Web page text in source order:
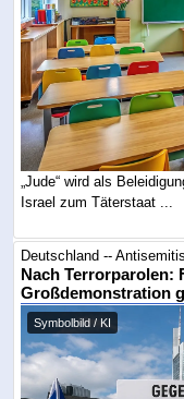
„Jude“ wird als
Israel zum Täterstaat ...
Deutschland --
Nach Terrorparolen:
Großdemonstration
Symbolbild / KI